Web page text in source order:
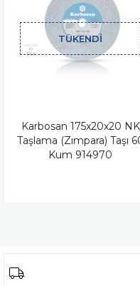
TÜKENDI
Karbosan 175x20x20 NK
Taşlama (Zımpara) Taşı
Kum 914970